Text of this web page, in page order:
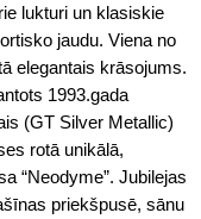
lukturi un klasiskie
jaudu. Viena no
elegantais krāsojums.
1993.gada
(GT Silver Metallic)
rotā unikālā,
“Neodyme”. Jubilejas
priekšpusē, sānu